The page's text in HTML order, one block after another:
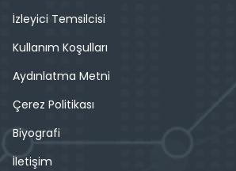
İzleyici Temsilcisi
Kullanım Koşulları
Aydınlatma Metni
Çerez Politikası
Biyografi
İletişim